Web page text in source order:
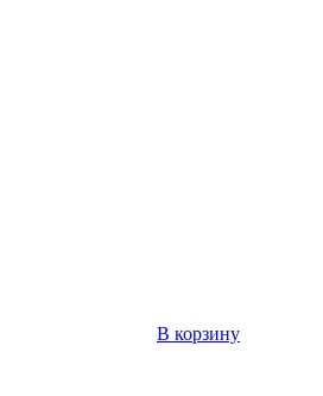
В корзину